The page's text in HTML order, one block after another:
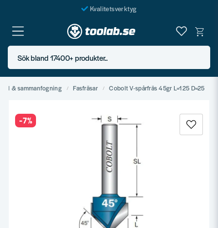
Kvalitetsverktyg
Fraktfritt över 999 SEK*
En järnhandel för alla
Butik i Göteborg
Sök bland 17400+ produkter..
& sammanfogning Fasfräsar Cobolt V-spårfräs 45gr L=125 D=25
-7%